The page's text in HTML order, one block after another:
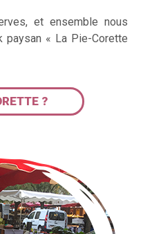
et ensemble nous
paysan « La Pie-Corette
?